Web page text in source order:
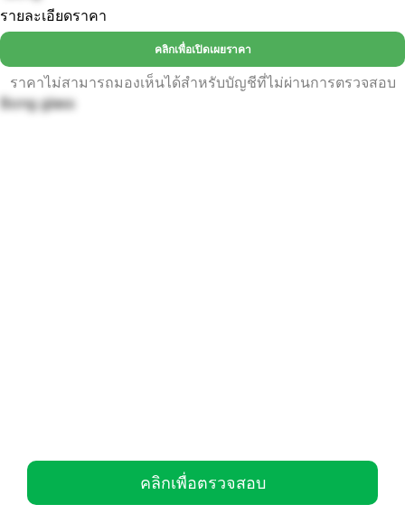
รายละเอียดราคา
คลิกเพื่อเปิดเผยราคา
ราคาไม่สามารถมองเห็นได้สำหรับบัญชีที่ไม่ผ่านการตรวจสอบ
Bong glass
คลิกเพื่อตรวจสอบ